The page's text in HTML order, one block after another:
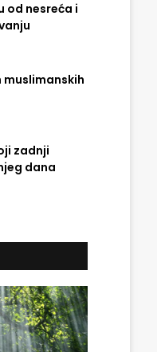
od nesreća i
zadnji
dana